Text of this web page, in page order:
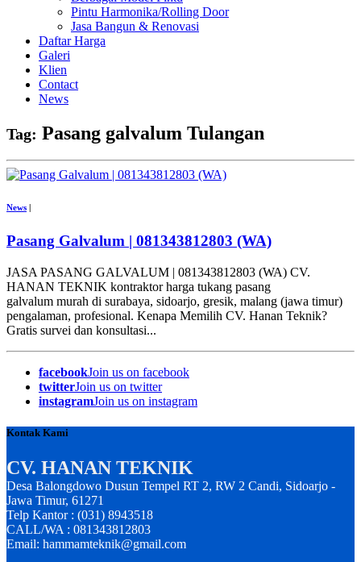
Pintu Harmonika/Rolling Door
Jasa Bangun & Renovasi
Daftar Harga
Galeri
Klien
Contact
News
Tag: Pasang galvalum Tulangan
News
Pasang Galvalum | 081343812803 (WA)
JASA PASANG GALVALUM | 081343812803 (WA) CV.
HANAN TEKNIK kontraktor harga tukang pasang
galvalum murah di surabaya, sidoarjo, gresik, malang (jawa timur)
pengalaman, profesional. Kenapa Memilih CV. Hanan Teknik?
Gratis survei dan konsultasi...
facebookJoin us on facebook
twitterJoin us on twitter
instagramJoin us on instagram
Kontak Kami
CV. HANAN TEKNIK
Desa Balongdowo Dusun Tempel RT 2, RW 2 Candi, Sidoarjo -
Jawa Timur, 61271
Telp Kantor : (031) 8943518
CALL/WA : 081343812803
Email: hammamteknik@gmail.com